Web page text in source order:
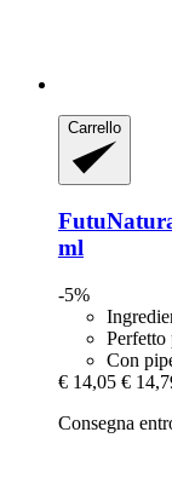
Carrello
ml
-5%
Perfetto
Con
€ 14,05 €
Consegna